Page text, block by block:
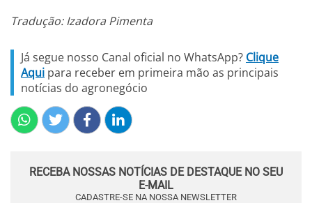
Tradução: Izadora Pimenta
Já segue nosso Canal oficial no WhatsApp? Clique
Aqui para receber em primeira mão as principais
notícias do agronegócio
RECEBA NOSSAS NOTÍCIAS DE DESTAQUE NO SEU
E-MAIL
CADASTRE-SE NA NOSSA NEWSLETTER